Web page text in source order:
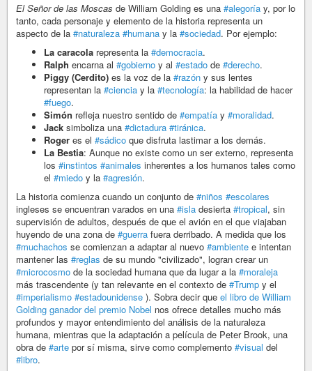
El Señor de las Moscas de William Golding es una #alegoría y, por lo
tanto, cada personaje y elemento de la historia representa un
aspecto de la #naturaleza #humana y la #sociedad. Por ejemplo:
La caracola representa la #democracia.
Ralph encarna al #gobierno y al #estado de #derecho.
Piggy (Cerdito) es la voz de la #razón y sus lentes
representan la #ciencia y la #tecnología: la habilidad de hacer
#fuego.
Simón refleja nuestro sentido de #empatía y #moralidad.
Jack simboliza una #dictadura #tiránica.
Roger es el #sádico que disfruta lastimar a los demás.
La Bestia: Aunque no existe como un ser externo, representa
los #instintos #animales inherentes a los humanos tales como
el #miedo y la #agresión.
La historia comienza cuando un conjunto de #niños #escolares
ingleses se encuentran varados en una #isla desierta #tropical, sin
supervisión de adultos, después de que el avión en el que viajaban
huyendo de una zona de #guerra fuera derribado. A medida que los
#muchachos se comienzan a adaptar al nuevo #ambiente e intentan
mantener las #reglas de su mundo "civilizado", logran crear un
#microcosmo de la sociedad humana que da lugar a la #moraleja
más trascendente (y tan relevante en el contexto de #Trump y el
#imperialismo #estadounidense ). Sobra decir que el libro de William
Golding ganador del premio Nobel nos ofrece detalles mucho más
profundos y mayor entendimiento del análisis de la naturaleza
humana, mientras que la adaptación a película de Peter Brook, una
obra de #arte por sí misma, sirve como complemento #visual del
#libro.